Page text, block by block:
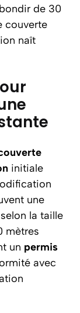
de 30
couverte
naît
initiale
une
selon la taille
mètres
un permis
avec